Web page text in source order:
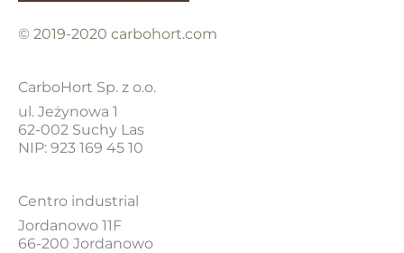
© 2019-2020 carbohort.com
CarboHort Sp. z o.o.
ul. Jeżynowa 1
62-002 Suchy Las
NIP: 923 169 45 10
Centro industrial
Jordanowo 11F
66-200 Jordanowo